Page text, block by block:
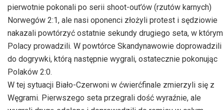
pierwotnie pokonali po serii shoot-out’ów (rzutów karnych)
Norwegów 2:1, ale nasi oponenci złożyli protest i sędziowie
nakazali powtórzyć ostatnie sekundy drugiego seta, w którym
Polacy prowadzili. W powtórce Skandynawowie doprowadzili
do dogrywki, którą następnie wygrali, ostatecznie pokonując
Polaków 2:0.
W tej sytuacji Biało-Czerwoni w ćwierćfinale zmierzyli się z
Węgrami. Pierwszego seta przegrali dość wyraźnie, ale